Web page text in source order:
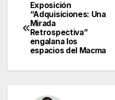
Navegación
de
entradas
Exposición
“Adquisiciones: Una
Mirada
Retrospectiva”
engalana los
espacios del Macma